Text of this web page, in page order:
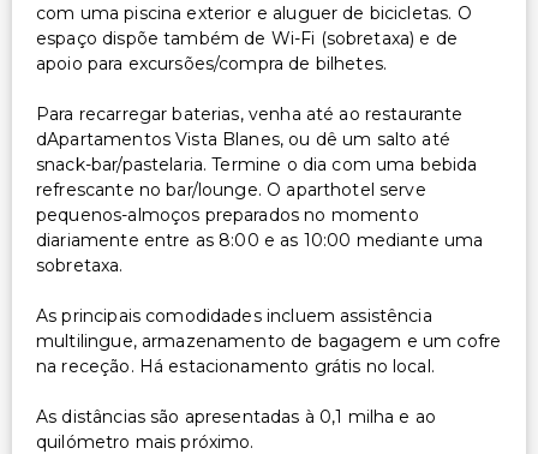
com uma piscina exterior e aluguer de bicicletas. O
espaço dispõe também de Wi-Fi (sobretaxa) e de
apoio para excursões/compra de bilhetes.
Para recarregar baterias, venha até ao restaurante
dApartamentos Vista Blanes, ou dê um salto até
snack-bar/pastelaria. Termine o dia com uma bebida
refrescante no bar/lounge. O aparthotel serve
pequenos-almoços preparados no momento
diariamente entre as 8:00 e as 10:00 mediante uma
sobretaxa.
As principais comodidades incluem assistência
multilingue, armazenamento de bagagem e um cofre
na receção. Há estacionamento grátis no local.
As distâncias são apresentadas à 0,1 milha e ao
quilómetro mais próximo.